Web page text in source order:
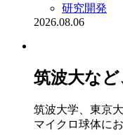
研究開発
2026.08.06
筑波大な
筑波大学、東京
マイクロ球体に